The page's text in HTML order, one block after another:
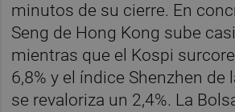
minutos de su cierre. En
Seng de Hong Kong sube
mientras que el Kospi
6,8% y el índice Shenzhen de
se revaloriza un 2,4%. La